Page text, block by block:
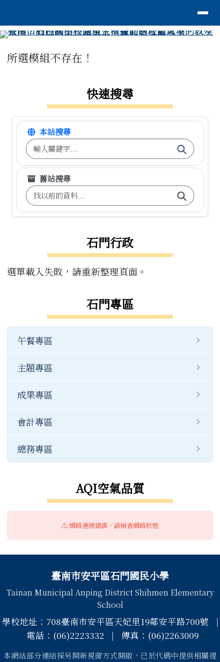
工具列
主內容區域
所選模組不存在！
快速搜尋
本站搜尋
搜尋台南市石門國小全球資訊網關鍵字
舊站搜尋
搜尋台南市石門國小舊校網關鍵字
石門行政
選單載入失敗，請重新整理頁面。
石門專區
午餐專區
主題專區
成果專區
會計專區
總務專區
AQI空氣品質
⚠️ 網路連線錯誤，請檢查網路狀態
頁尾區域
臺南市安平區石門國民小學
Tainan Municipal Anping District Shihmen Elementary
School
學校地址：708臺南市安平區天妃里19鄰安平路700號 |
電話：(06)2223332 | 傳真：(06)2263009
本網站部分連結採另開新視窗方式開啟，已於代碼中提供相關提